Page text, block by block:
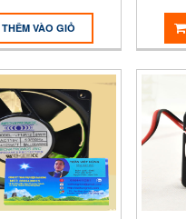
THÊM VÀO GIỎ